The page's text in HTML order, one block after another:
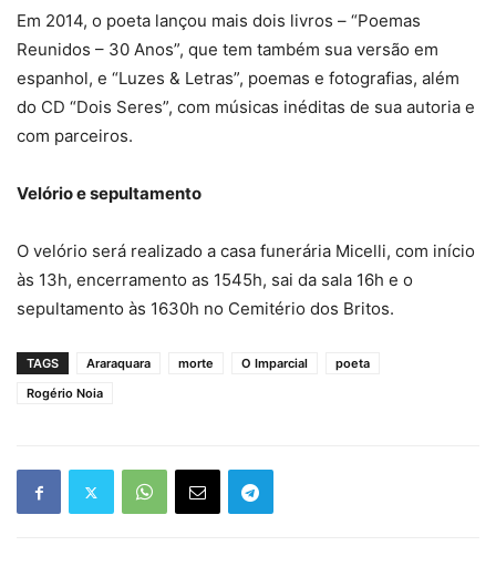
Em 2014, o poeta lançou mais dois livros – “Poemas
Reunidos – 30 Anos”, que tem também sua versão em
espanhol, e “Luzes & Letras”, poemas e fotografias, além
do CD “Dois Seres”, com músicas inéditas de sua autoria e
com parceiros.
Velório e sepultamento
O velório será realizado a casa funerária Micelli, com início
às 13h, encerramento as 1545h, sai da sala 16h e o
sepultamento às 1630h no Cemitério dos Britos.
TAGS Araraquara morte O Imparcial
poeta
Rogério Noia